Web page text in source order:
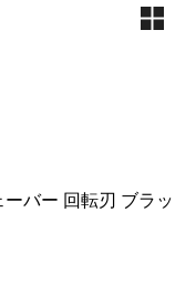
バー 回転刃 ブラッ